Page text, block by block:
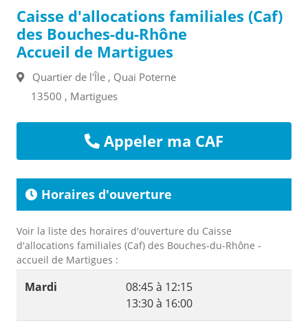
Caisse d'allocations familiales (Caf)
des Bouches-du-Rhône
Accueil de Martigues
Quartier de l'Île , Quai Poterne
13500 , Martigues
Appeler ma CAF
Horaires d'ouverture
Voir la liste des horaires d'ouverture du Caisse
d'allocations familiales (Caf) des Bouches-du-Rhône -
accueil de Martigues :
Mardi
08:45 à 12:15
13:30 à 16:00